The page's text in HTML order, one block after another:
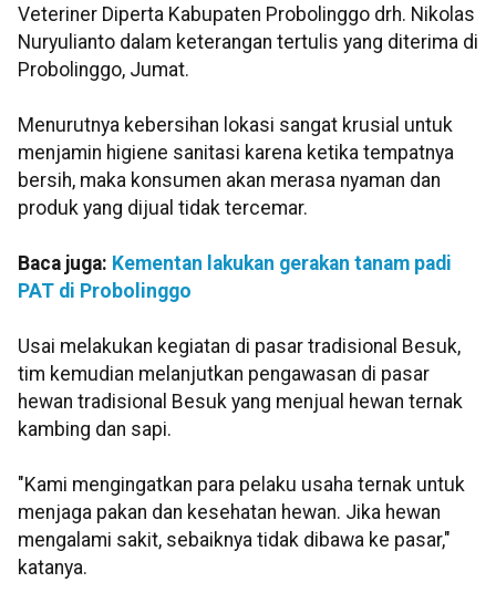
Veteriner Diperta Kabupaten Probolinggo drh. Nikolas
Nuryulianto dalam keterangan tertulis yang diterima di
Probolinggo, Jumat.
Menurutnya kebersihan lokasi sangat krusial untuk
menjamin higiene sanitasi karena ketika tempatnya
bersih, maka konsumen akan merasa nyaman dan
produk yang dijual tidak tercemar.
Baca juga: Kementan lakukan gerakan tanam padi
PAT di Probolinggo
Usai melakukan kegiatan di pasar tradisional Besuk,
tim kemudian melanjutkan pengawasan di pasar
hewan tradisional Besuk yang menjual hewan ternak
kambing dan sapi.
"Kami mengingatkan para pelaku usaha ternak untuk
menjaga pakan dan kesehatan hewan. Jika hewan
mengalami sakit, sebaiknya tidak dibawa ke pasar,"
katanya.